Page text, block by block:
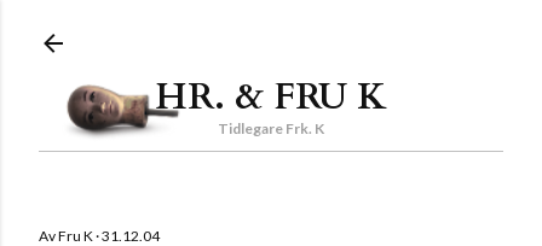
HR. & FRU K
Tidlegare Frk. K
AvFru K 31.12.04